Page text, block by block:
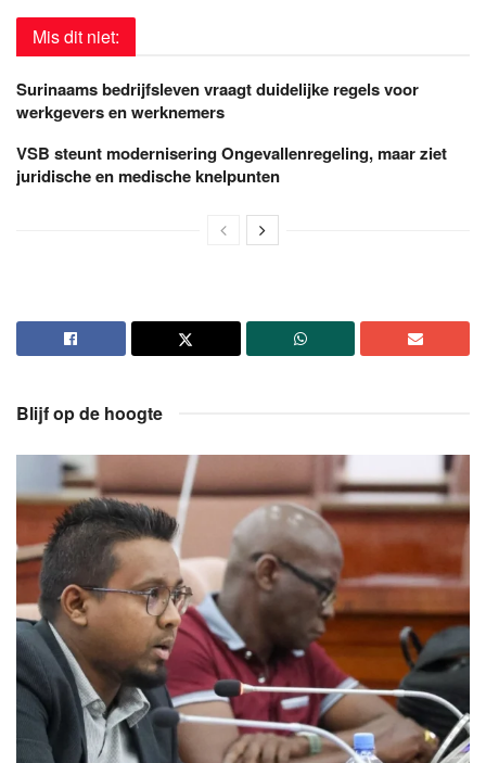
Mis dit niet:
Surinaams bedrijfsleven vraagt duidelijke regels voor
werkgevers en werknemers
VSB steunt modernisering Ongevallenregeling, maar ziet
juridische en medische knelpunten
Blijf op de hoogte